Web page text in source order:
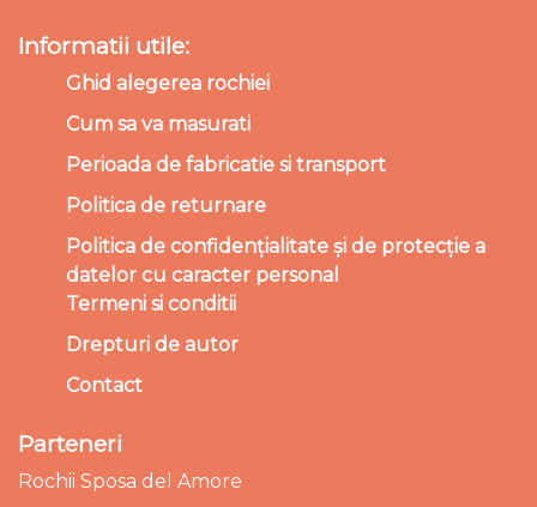
Informatii utile:
Ghid alegerea rochiei
Cum sa va masurati
Perioada de fabricatie si transport
Politica de returnare
Politica de confidențialitate și de protecție a
datelor cu caracter personal
Termeni si conditii
Drepturi de autor
Contact
Parteneri
Rochii Sposa del Amore